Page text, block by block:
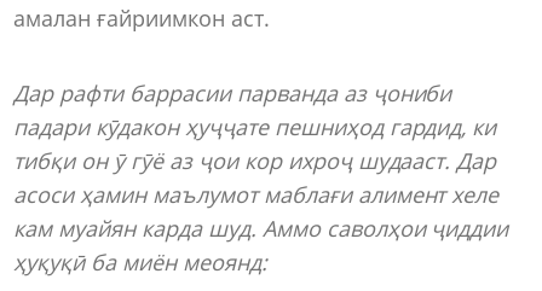
амалан ғайриимкон аст.
Дар рафти баррасии парванда аз ҷониби
падари кӯдакон ҳуҷҷате пешниҳод гардид, ки
тибқи он ӯ гӯё аз ҷои кор ихроҷ шудааст. Дар
асоси ҳамин маълумот маблағи алимент хеле
кам муайян карда шуд. Аммо саволҳои ҷиддии
ҳуқуқӣ ба миён меоянд: